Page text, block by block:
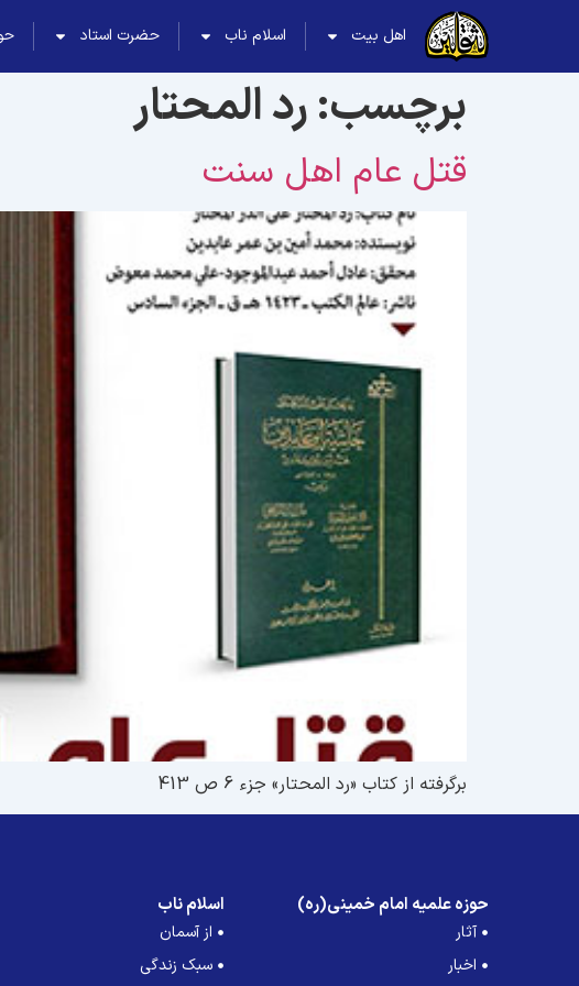
اهل بیت اسلام ناب حضرت استاد
برچسب:رد المحتار
قتل عام اهل سنت
برگرفته از کتاب «رد المحتار» جزء 6 ص 413
حوزه علمیه امام خمینی(ره)
آثار
اخبار
اسلام ناب
از آسمان
سبک زندگی